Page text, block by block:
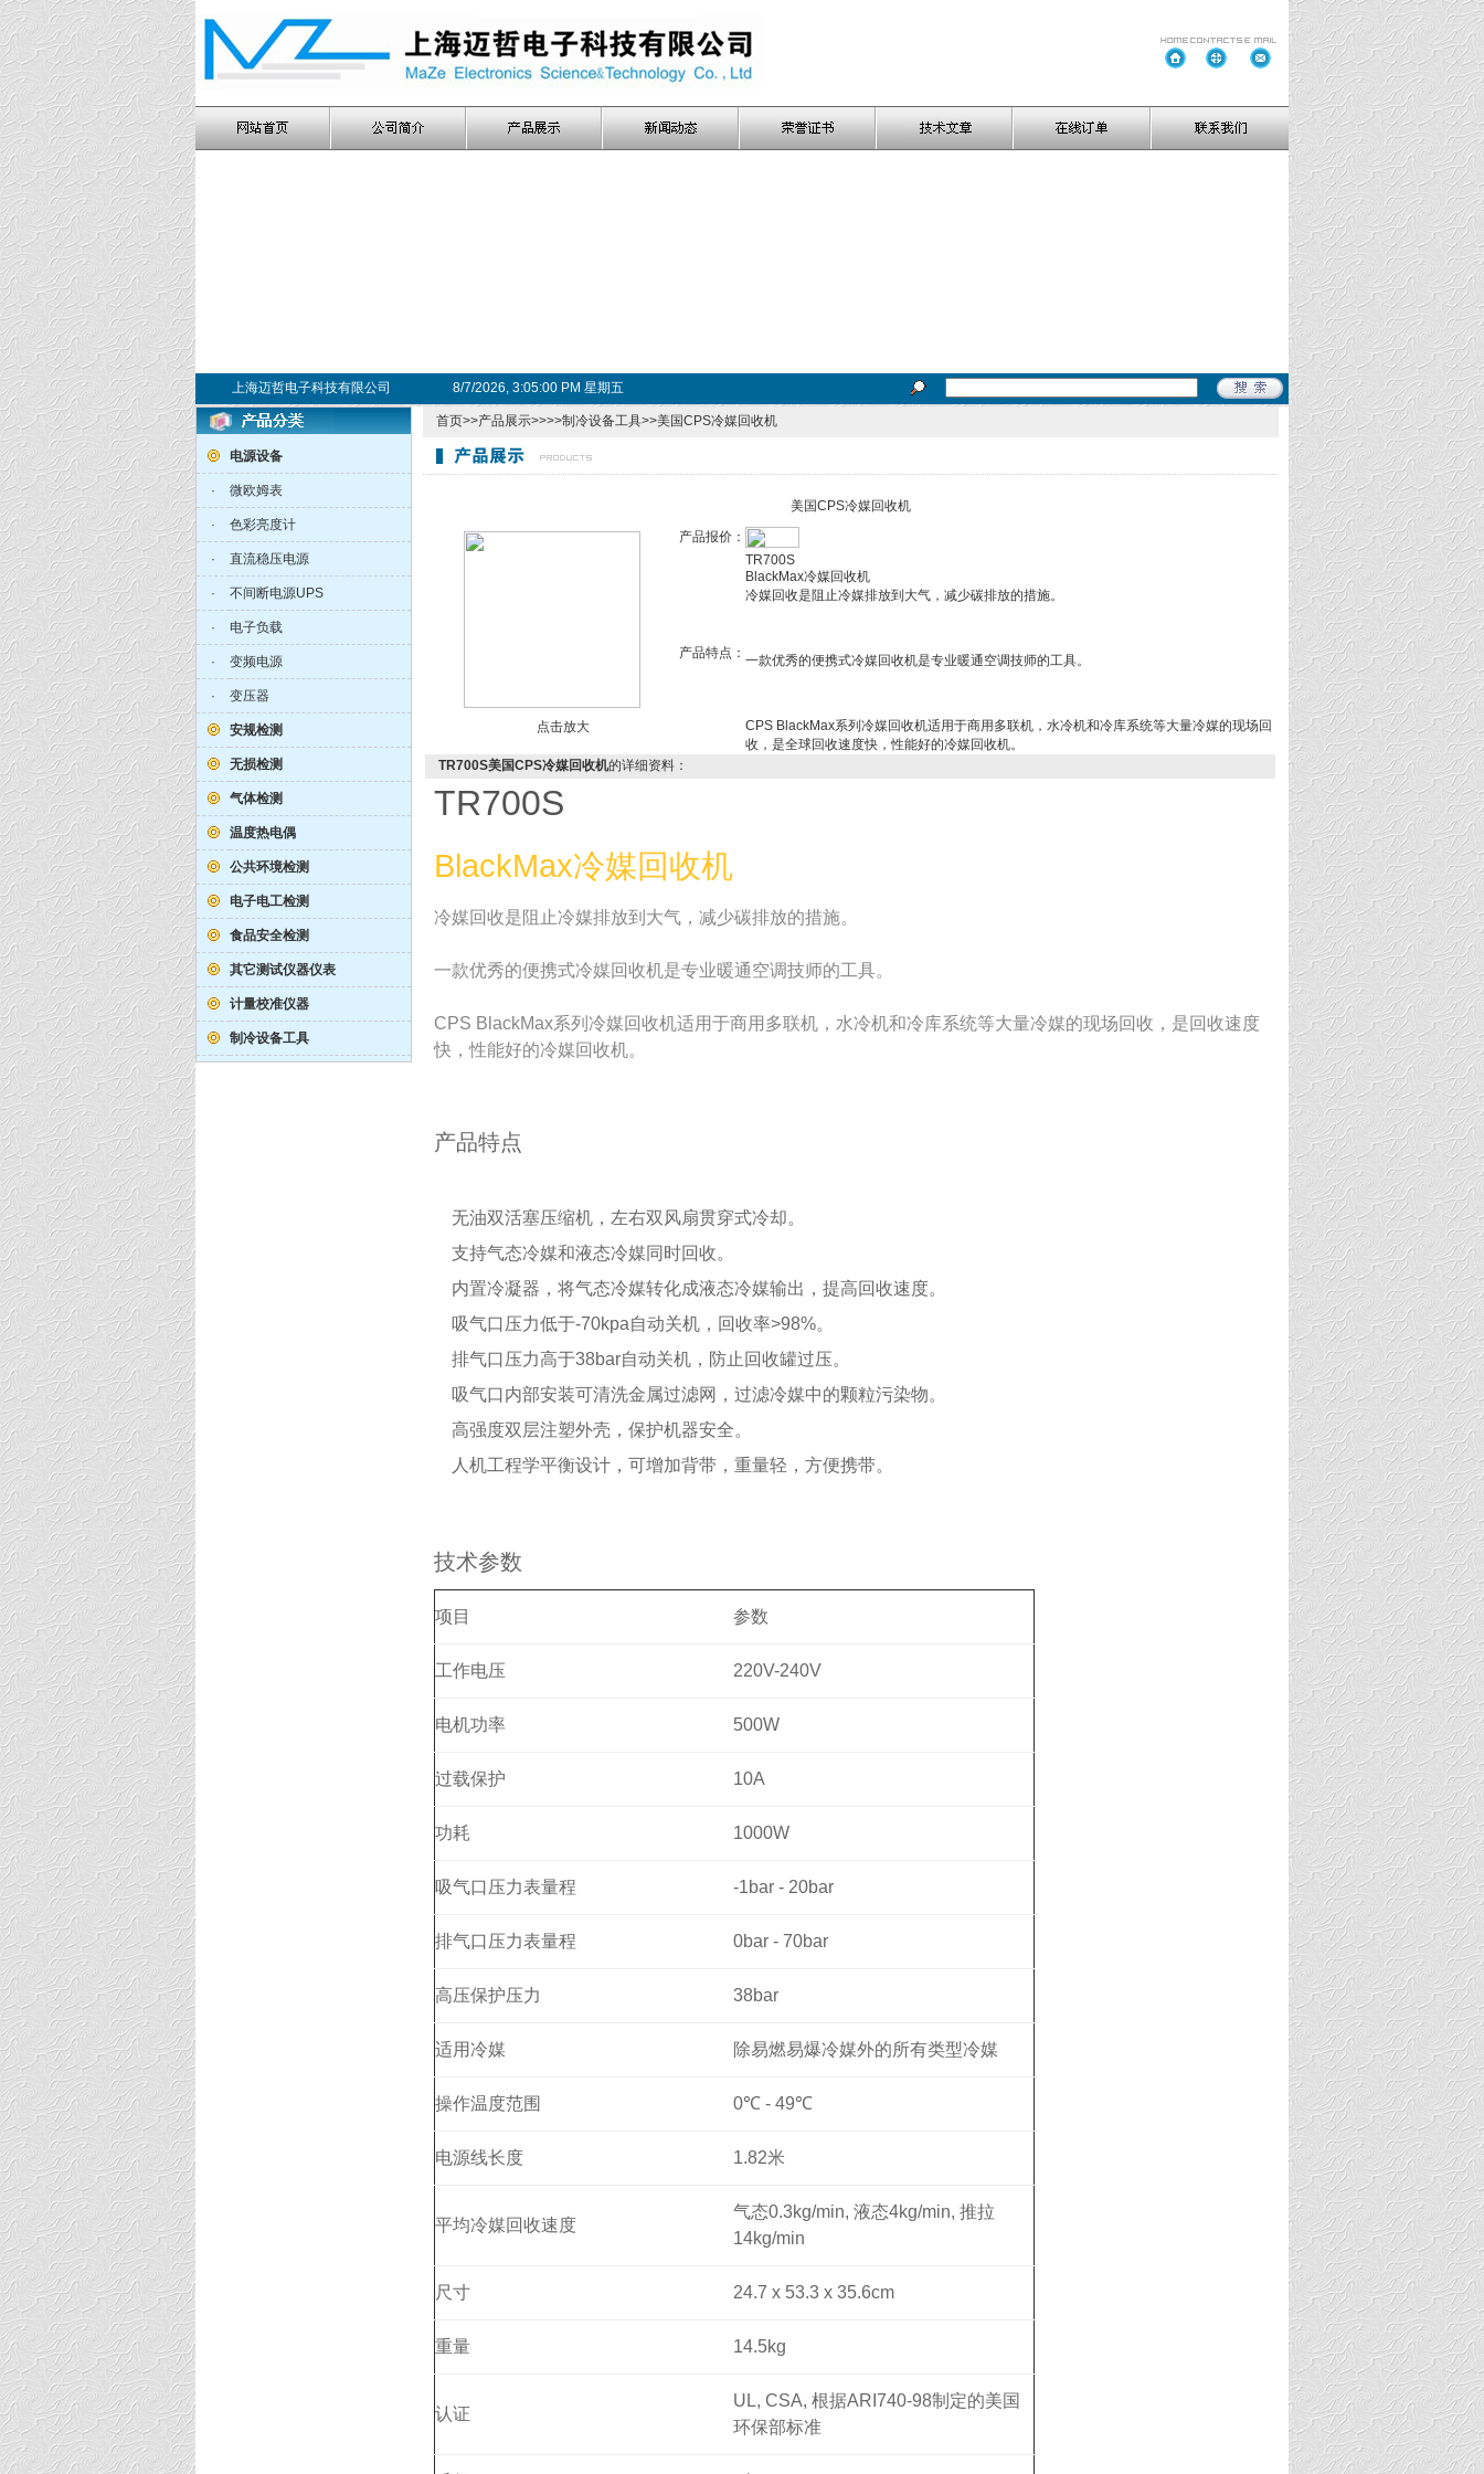
上海迈哲电子科技有限公司 8/7/2026, 3:05:01 PM 星期五
电源设备
· 微欧姆表
· 色彩亮度计
· 直流稳压电源
· 不间断电源UPS
· 电子负载
· 变频电源
· 变压器
安规检测
无损检测
气体检测
温度热电偶
公共环境检测
电子电工检测
食品安全检测
其它测试仪器仪表
计量校准仪器
制冷设备工具
首页>>产品展示>>>>制冷设备工具>>美国CPS冷媒回收机
美国CPS冷媒回收机
点击放大
产品报价：
产品特点：
TR700S
BlackMax冷媒回收机
冷媒回收是阻止冷媒排放到大气，减少碳排放的措施。
一款优秀的便携式冷媒回收机是专业暖通空调技师的工具。
CPS BlackMax系列冷媒回收机适用于商用多联机，水冷机和冷库系统等大量冷媒的现场回
收，是全球回收速度快，性能好的冷媒回收机。
TR700S美国CPS冷媒回收机的详细资料：
TR700S
BlackMax冷媒回收机
冷媒回收是阻止冷媒排放到大气，减少碳排放的措施。
一款优秀的便携式冷媒回收机是专业暖通空调技师的工具。
CPS BlackMax系列冷媒回收机适用于商用多联机，水冷机和冷库系统等大量冷媒的现场回收，是回收速度
快，性能好的冷媒回收机。
产品特点
无油双活塞压缩机，左右双风扇贯穿式冷却。
支持气态冷媒和液态冷媒同时回收。
内置冷凝器，将气态冷媒转化成液态冷媒输出，提高回收速度。
吸气口压力低于-70kpa自动关机，回收率>98%。
排气口压力高于38bar自动关机，防止回收罐过压。
吸气口内部安装可清洗金属过滤网，过滤冷媒中的颗粒污染物。
高强度双层注塑外壳，保护机器安全。
人机工程学平衡设计，可增加背带，重量轻，方便携带。
技术参数
项目 参数
工作电压 220V-240V
电机功率 500W
过载保护 10A
功耗 1000W
吸气口压力表量程 -1bar - 20bar
排气口压力表量程 0bar - 70bar
高压保护压力 38bar
适用冷媒 除易燃易爆冷媒外的所有类型冷媒
操作温度范围 0℃ - 49℃
电源线长度 1.82米
平均冷媒回收速度
气态0.3kg/min, 液态4kg/min, 推拉
14kg/min
尺寸 24.7 x 53.3 x 35.6cm
重量 14.5kg
认证
UL, CSA, 根据ARI740-98制定的美国
环保部标准